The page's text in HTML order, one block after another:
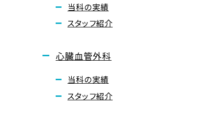
当科の実績
スタッフ紹介
心臓血管外科
当科の実績
スタッフ紹介